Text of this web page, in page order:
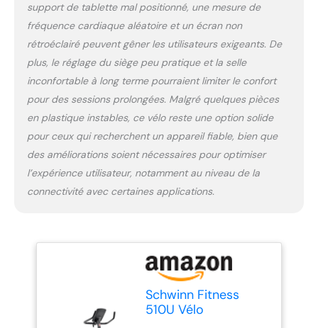
facilement le vélo après
utilisation. HÉRITAGE
SCHWINN: Plus de 50 ans
d’expérience dans le
cyclisme et la remise en
forme, gage de fiabilité et
de qualité.
support de tablette mal positionné, une mesure de
fréquence cardiaque aléatoire et un écran non
rétroéclairé peuvent gêner les utilisateurs exigeants. De
plus, le réglage du siège peu pratique et la selle
inconfortable à long terme pourraient limiter le confort
pour des sessions prolongées. Malgré quelques pièces
en plastique instables, ce vélo reste une option solide
pour ceux qui recherchent un appareil fiable, bien que
des améliorations soient nécessaires pour optimiser
l’expérience utilisateur, notamment au niveau de la
connectivité avec certaines applications.
Schwinn Fitness
510U Vélo